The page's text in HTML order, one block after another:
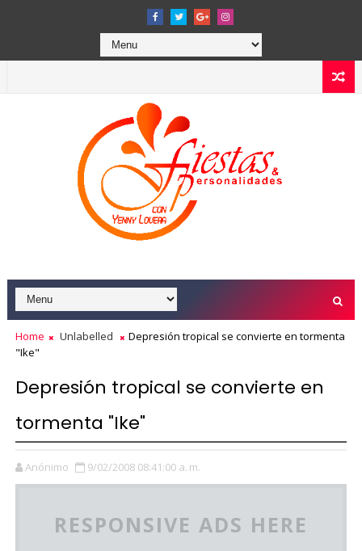
Home Unlabelled
Depresión tropical se convierte en tormenta
"Ike"
Depresión tropical se convierte en
tormenta "Ike"
Anónimo 9/02/2008 08:41:00 a. m.
RESPONSIVE ADS HERE